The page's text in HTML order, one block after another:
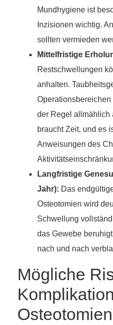
Mundhygiene ist
Inzisionen wichtig.
sollten vermieden
Mittelfristige
Restschwellungen
anhalten.
der Regel allmählich
braucht Zeit, und es
Anweisungen des
Langfristige
Jahr): Das
Osteotomien wird
Schwellung
das Gewebe
nach und nach
Mögliche